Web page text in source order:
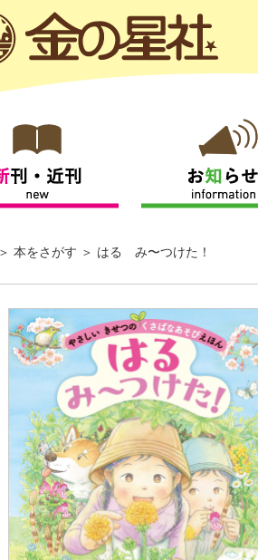
本をさがす はる み〜つけた！